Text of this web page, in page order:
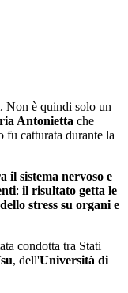
. Non è quindi solo un
Antonietta che
fu catturata durante la
il sistema nervoso e
: il risultato getta le
stress su organi e
condotta tra Stati
, dell'Università di